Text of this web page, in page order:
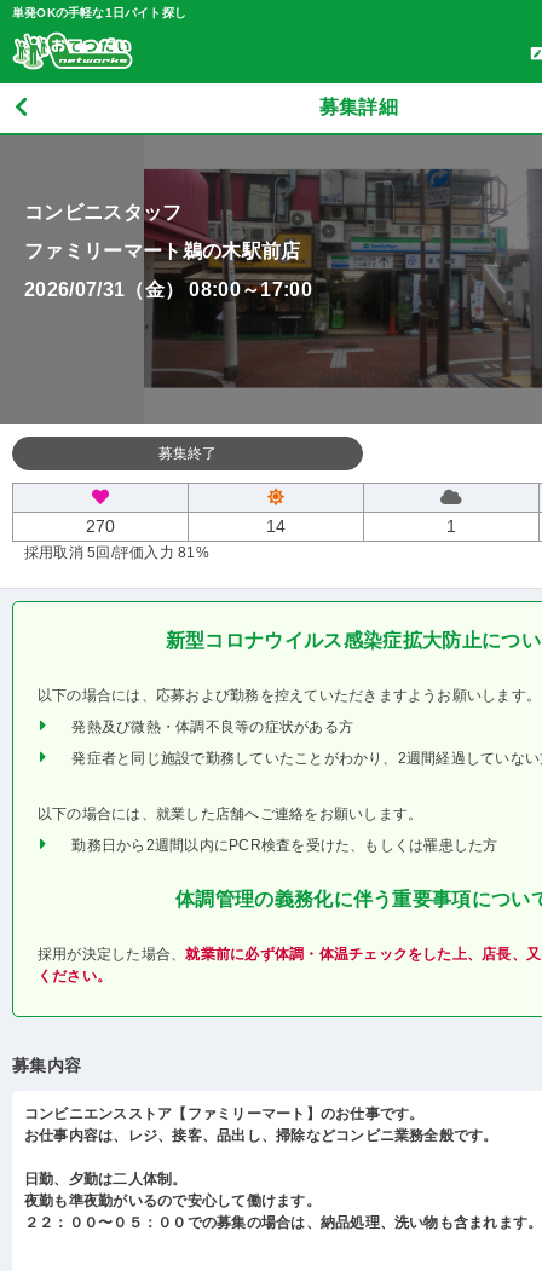
単発OKの手軽な1日バイト探し
募集詳細
コンビニスタッフ
ファミリーマート鵜の木駅前店
2026/07/31（金） 08:00～17:00
募集終了
270 14 1
採用取消 5回 /評価入力 81%
新型コロナウイルス感染症拡大防止につ
以下の場合には、応募および勤務を控えていただきますようお願いします。
発熱及び微熱・体調不良等の症状がある方
発症者と同じ施設で勤務していたことがわかり、2週間経過していな
以下の場合には、就業した店舗へご連絡をお願いします。
勤務日から2週間以内にPCR検査を受けた、もしくは罹患した方
体調管理の義務化に伴う重要事項につい
採用が決定した場合、就業前に必ず体調・体温チェックをした上、店長、
ください。
募集内容
コンビニエンスストア【ファミリーマート】のお仕事です。
お仕事内容は、レジ、接客、品出し、掃除などコンビニ業務全般です。
日勤、夕勤は二人体制。
夜勤も準夜勤がいるので安心して働けます。
２２：００〜０５：００での募集の場合は、納品処理、洗い物も含まれます。